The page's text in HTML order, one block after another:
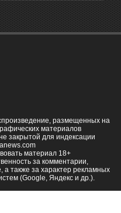
размещенных на
материалов
закрытой для индексации
материал 18+
за комментарии,
также за характер рекламных
(Google, Яндекс и др.).